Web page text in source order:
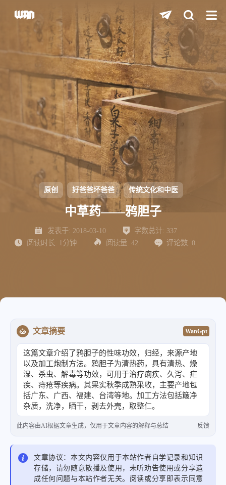
shift 关闭快捷键功能
打开中控台
M 播放/暂停音乐
shift D 深色/浅色显示模式
站内搜索
随机访问
H 返回首页
L 友链页面
原创 好爸爸坏爸爸 传统文化和中医
中草药——鸦胆子
发表于: 2018-03-10 字数总计: 337
阅读时长: 1分钟 阅读量: 42 评论数: 0
文章摘要 WanGpt
这篇文章介绍了鸦胆子的性味功效，归经，来源产地
以及加工炮制方法。鸦胆子为清热药，具有清热、燥
湿、杀虫、解毒等功效，可用于治疗痢疾、久泻、疟
疾、痔疮等疾病。其果实秋季成熟采收，主要产地包
括广东、广西、福建、台湾等地。加工方法包括簸净
杂质，洗净，晒干，剥去外壳，取整仁。
此内容由AI根据文章生成，仅用于文章内容的解释与总结 反馈
文章协议：本文内容仅用于本站作者自学记录和知识
存储，请勿随意散播及使用，未听劝告使用或分享造
成任何问题与本站作者无关。阅读或分享即表示同意